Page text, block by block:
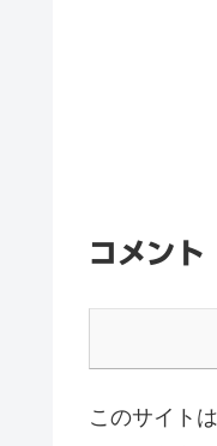
コメント
このサイト